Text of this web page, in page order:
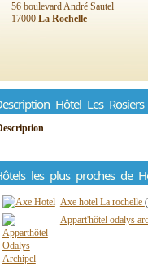
56 boulevard André Sautel
17000 La Rochelle
Hôtel Les Rosiers
les plus proches de
Axe hotel La rochelle
Appart'hôtel odalys